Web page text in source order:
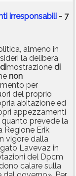
irresponsabili - 7
almeno in
la delibera
dimostrazione di
non
per
del proprio
abitazione ed
appezzamenti
quanto prevede la
Regione Erik
vigore dalla
Lavevaz in
del Dpcm
calare sulla